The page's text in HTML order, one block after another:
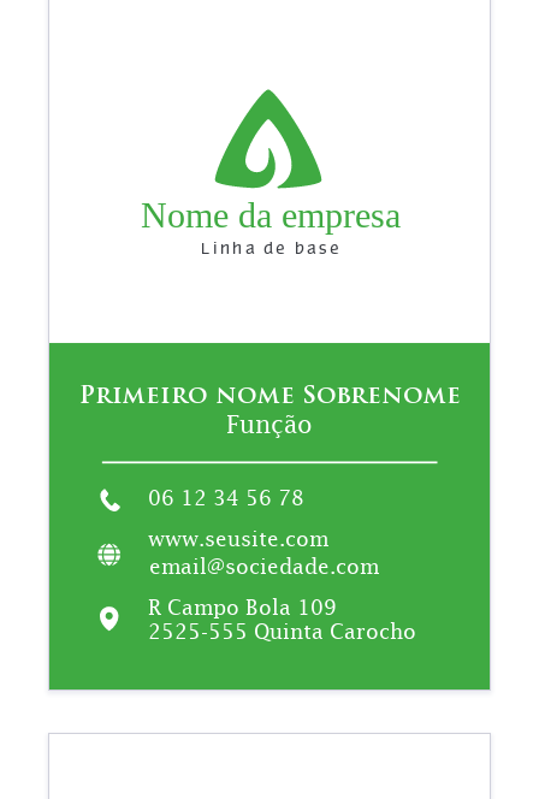
email@sociedade.com
R Campo Bola 109
2525-555 Quinta Carocho
06 12 34 56 78
www.seusite.com
Função
Primeiro nome Sobrenome
Nome da empresa
Linha de base